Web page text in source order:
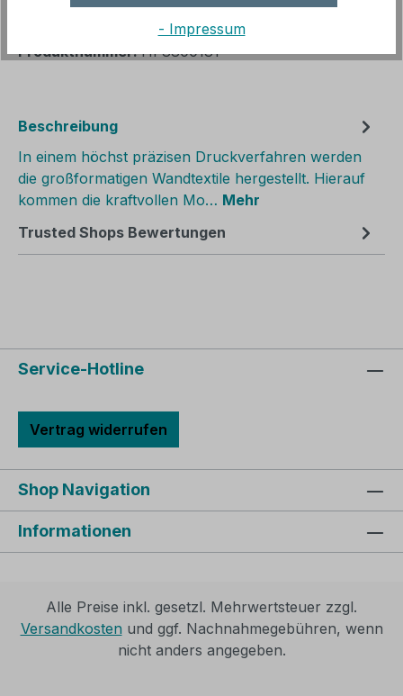
Zum Merkzettel hinzufügen
Produktnummer:HF8800181
Beschreibung
In einem höchst präzisen Druckverfahren werden
die großformatigen Wandtextile hergestellt. Hierauf
kommen die kraftvollen Mo… Mehr
Trusted Shops Bewertungen
Service-Hotline
Vertrag widerrufen
Shop Navigation
Informationen
Alle Preise inkl. gesetzl. Mehrwertsteuer zzgl.
Versandkosten und ggf. Nachnahmegebühren, wenn
nicht anders angegeben.
- Impressum